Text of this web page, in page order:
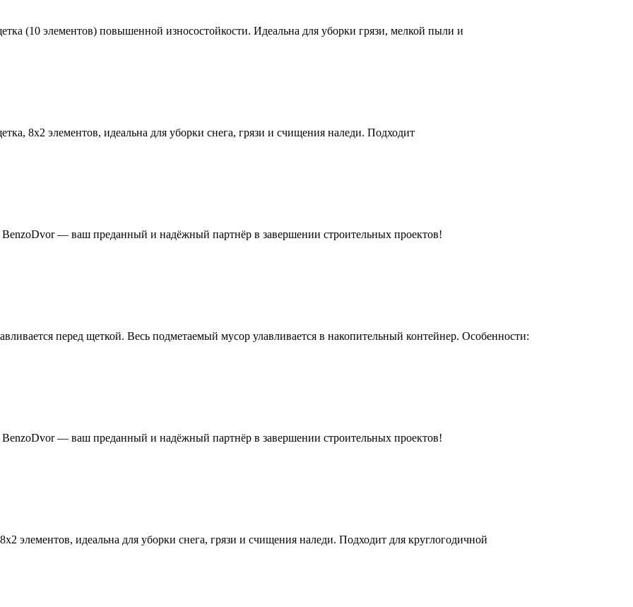
(10 элементов) повышенной износостойкости. Идеальна для уборки грязи, мелкой пыли и
8х2 элементов, идеальна для уборки снега, грязи и счищения наледи. Подходит
— ваш преданный и надёжный партнёр в завершении строительных проектов!
перед щеткой. Весь подметаемый мусор улавливается в накопительный контейнер. Особенности:
— ваш преданный и надёжный партнёр в завершении строительных проектов!
элементов, идеальна для уборки снега, грязи и счищения наледи. Подходит для круглогодичной